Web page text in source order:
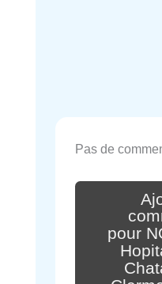
Pas de
pour